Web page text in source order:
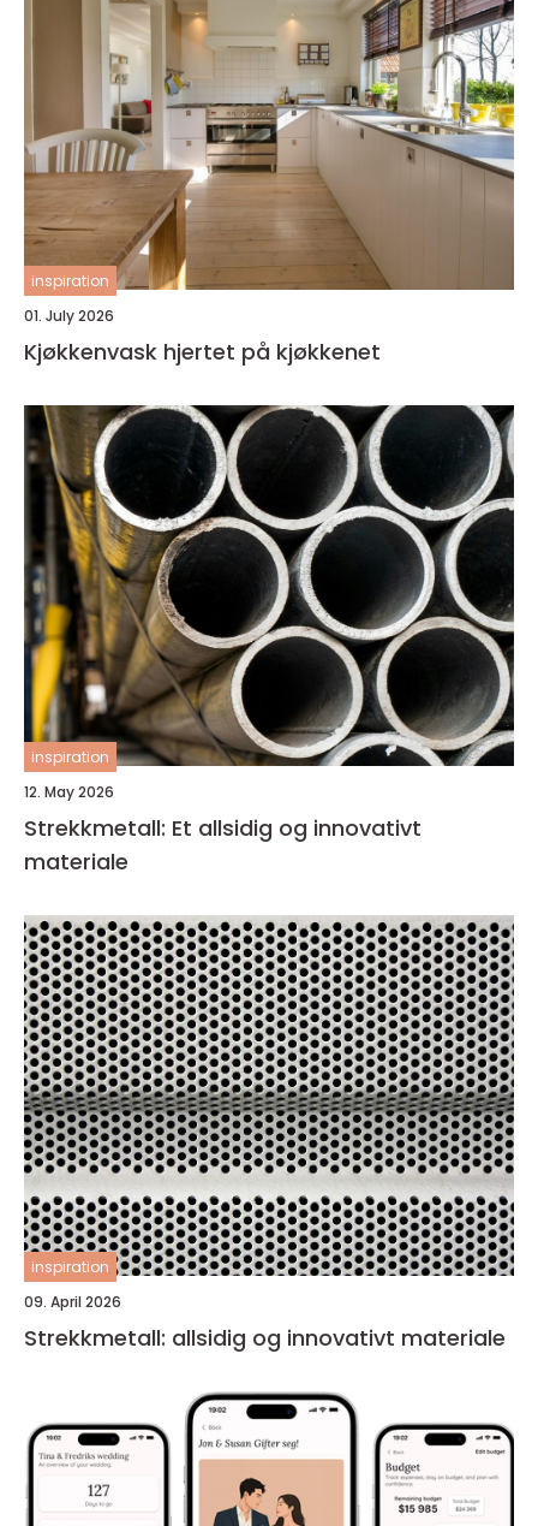
inspiration
01. July 2026
Kjøkkenvask hjertet på kjøkkenet
inspiration
12. May 2026
Strekkmetall: Et allsidig og innovativt
materiale
inspiration
09. April 2026
Strekkmetall: allsidig og innovativt materiale